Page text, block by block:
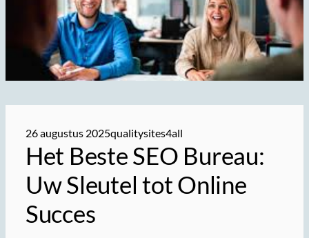
26 augustus 2025qualitysites4all
Het Beste SEO Bureau:
Uw Sleutel tot Online
Succes